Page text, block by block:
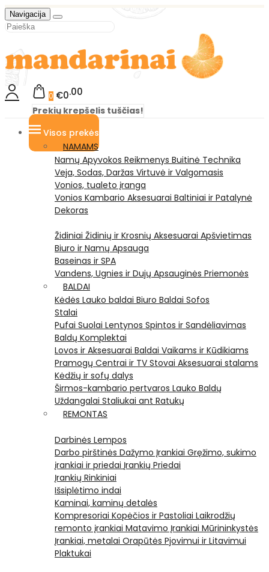
Navigacija
0 €0 00
Prekių krepšelis tuščias!
Visos prekės
NAMAMS
Namų Apyvokos Reikmenys Buitinė Technika
Veja, Sodas, Daržas Virtuvė ir Valgomasis
Vonios, tualeto įranga
Vonios Kambario Aksesuarai Baltiniai ir Patalynė
Dekoras
Židiniai Židinių ir Krosnių Aksesuarai Apšvietimas
Biuro ir Namų Apsauga
Baseinas ir SPA
Vandens, Ugnies ir Dujų Apsauginės Priemonės
BALDAI
Kėdės Lauko baldai Biuro Baldai Sofos
Stalai
Pufai Suolai Lentynos Spintos ir Sandėliavimas
Baldų Komplektai
Lovos ir Aksesuarai Baldai Vaikams ir Kūdikiams
Pramogų Centrai ir TV Stovai Aksesuarai stalams
Kėdžių ir sofų dalys
Širmos-kambario pertvaros Lauko Baldų
Uždangalai Staliukai ant Ratukų
REMONTAS
Darbinės Lempos
Darbo pirštinės Dažymo Įrankiai Gręžimo, sukimo
įrankiai ir priedai Įrankių Priedai
Įrankių Rinkiniai
Išsiplėtimo indai
Kaminai, kaminų detalės
Kompresoriai Kopėčios ir Pastoliai Laikrodžių
remonto įrankiai Matavimo Įrankiai Mūrininkystės
Įrankiai, metalai Orapūtės Pjovimui ir Litavimui
Plaktukai